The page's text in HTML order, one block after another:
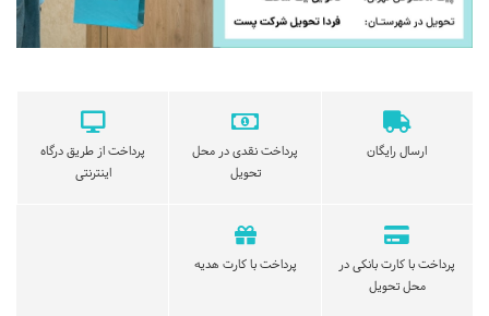
ارسال رایگان
پرداخت نقدی در محل
تحویل
پرداخت از طریق درگاه
اینترنتی
پرداخت با کارت بانکی در
محل تحویل
پرداخت با کارت هدیه